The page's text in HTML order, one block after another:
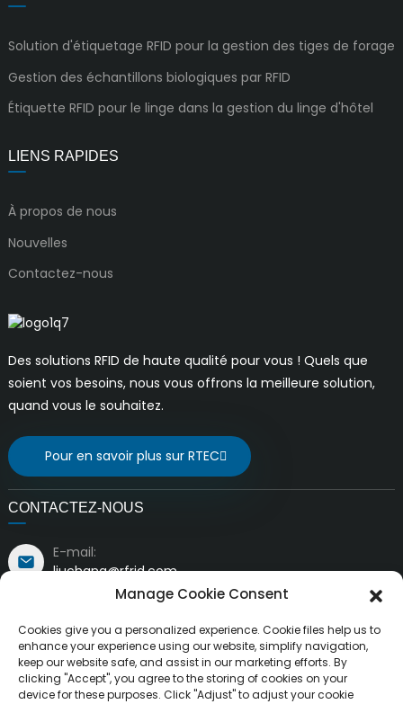
Solution d'étiquetage RFID pour la gestion des tiges de forage
Gestion des échantillons biologiques par RFID
Étiquette RFID pour le linge dans la gestion du linge d'hôtel
LIENS RAPIDES
À propos de nous
Nouvelles
Contactez-nous
Des solutions RFID de haute qualité pour vous ! Quels que
soient vos besoins, nous vous offrons la meilleure solution,
quand vous le souhaitez.
Pour en savoir plus sur RTEC
CONTACTEZ-NOUS
E-mail:
liuchang@rfrid.com
et d'innovation, Ville de Mianyang, Sichuan, Chine
621000
Manage Cookie Consent
Cookies give you a personalized experience. Cookie files help us to
enhance your experience using our website, simplify navigation,
keep our website safe, and assist in our marketing efforts. By
clicking "Accept", you agree to the storing of cookies on your
device for these purposes. Click "Adjust" to adjust your cookie